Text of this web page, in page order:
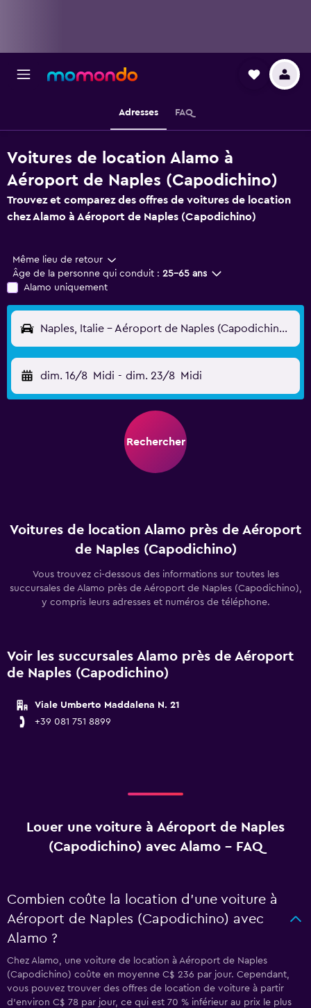
Adresses FAQ
Voitures de location Alamo à
Aéroport de Naples (Capodichino)
Trouvez et comparez des offres de voitures de location
chez Alamo à Aéroport de Naples (Capodichino)
Même lieu de retour
Âge de la personne qui conduit : 25-65 ans
Alamo uniquement
Naples, Italie - Aéroport de Naples (Capodichino) (NAP)
dim. 16/8 Midi - dim. 23/8 Midi
Rechercher
Voitures de location Alamo près de Aéroport
de Naples (Capodichino)
Vous trouvez ci-dessous des informations sur toutes les
succursales de Alamo près de Aéroport de Naples (Capodichino),
y compris leurs adresses et numéros de téléphone.
Voir les succursales Alamo près de Aéroport
de Naples (Capodichino)
Viale Umberto Maddalena N. 21
+39 081 751 8899
Louer une voiture à Aéroport de Naples
(Capodichino) avec Alamo - FAQ
Combien coûte la location d’une voiture à
Aéroport de Naples (Capodichino) avec
Alamo ?
Chez Alamo, une voiture de location à Aéroport de Naples
(Capodichino) coûte en moyenne C$ 236 par jour. Cependant,
vous pouvez trouver des offres de location de voiture à partir
d’environ C$ 78 par jour, ce qui est 70 % inférieur au prix le plus